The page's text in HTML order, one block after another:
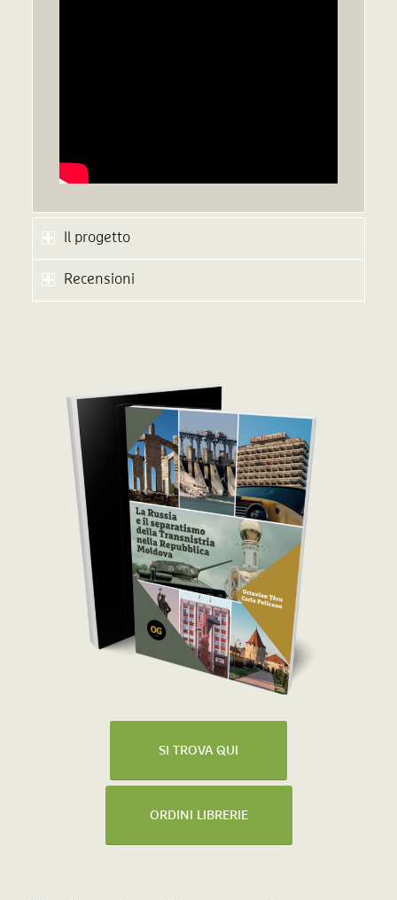
Il progetto
Recensioni
SI TROVA QUI
ORDINI LIBRERIE